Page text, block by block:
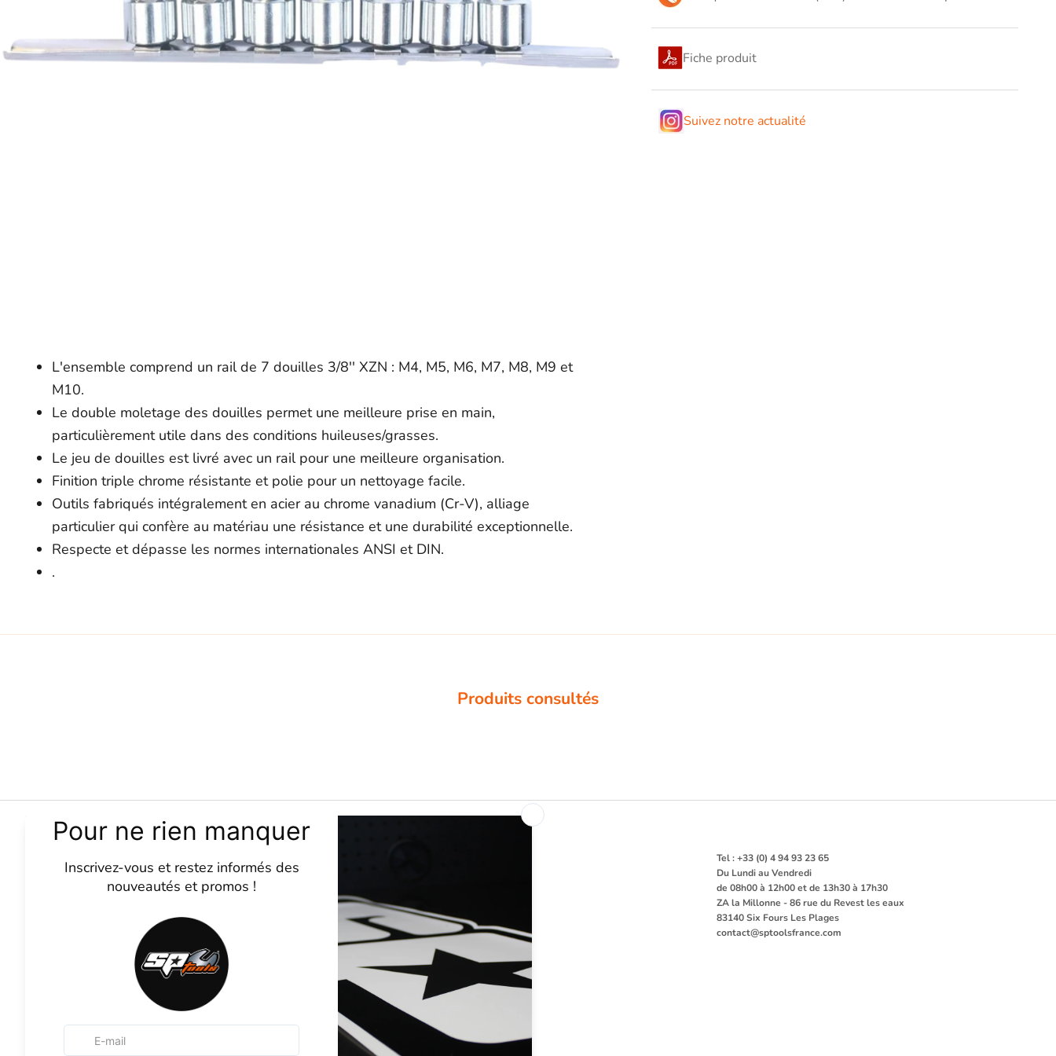
Fiche produit
Suivez notre actualité
L'ensemble comprend un rail de 7 douilles 3/8'' XZN : M4, M5, M6, M7, M8, M9 et
M10.
Le double moletage des douilles permet une meilleure prise en main,
particulièrement utile dans des conditions huileuses/grasses.
Le jeu de douilles est livré avec un rail pour une meilleure organisation.
Finition triple chrome résistante et polie pour un nettoyage facile.
Outils fabriqués intégralement en acier au chrome vanadium (Cr-V), alliage
particulier qui confère au matériau une résistance et une durabilité exceptionnelle.
Respecte et dépasse les normes internationales ANSI et DIN.
.
Produits consultés
SP Tools
Instagram
YouTube
Tel : +33 (0) 4 94 93 23 65
Du Lundi au Vendredi
de 08h00 à 12h00 et de 13h30 à 17h30
ZA la Millonne - 86 rue du Revest les eaux
83140 Six Fours Les Plages
contact@sptoolsfrance.com